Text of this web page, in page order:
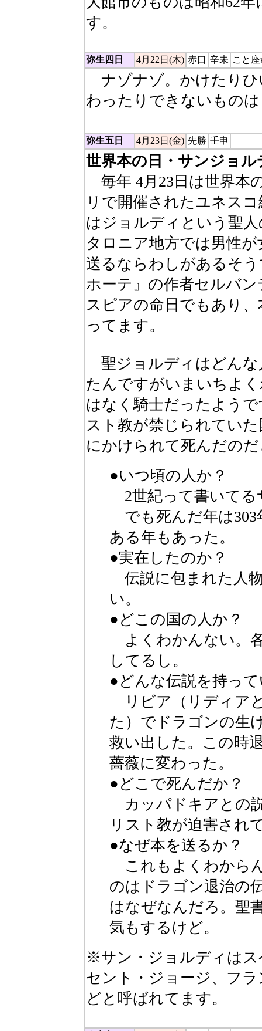
す。
弥生四日 4月22日(木) 赤口 辛未 こと
ナゾナゾ。かけたりひ
わったりできないもの
弥生五日 4月23日(金) 先勝 壬申
世界本の日・サンジョル
毎年 4月23日は世界本
リで開催されたユネス
はジョルディという聖
タロニア地方では男性
送るならわしがあるそ
ホーテ』の作者セルバ
スピアの命日でもあり
ってます。
聖ジョルディはどんな
たんですがいまいちよ
はなく騎士だったよう
スト教が禁じられてい
にかけられて死んだの
●いつ頃の人か？
2世紀って書いてる
でも死んだ年は303
ある年もあった。
●実在したのか？
伝説に包まれた人
い。
●どこの国の人か？
よくわかんない。
してるし。
●どんな伝説を持っ
リビア（リディア
た）でドラゴンの生
救い出した。この時
薔薇に変わった。
●どこで死んだか？
カッパドキアとの
リスト教が迫害され
●なぜ本を送るか？
これもよくわから
のはドラゴン退治の
はなぜなんだろ。聖
気もするけど。
※サン・ジョルディはス
セント・ジョージ、フ
どと呼ばれてます。